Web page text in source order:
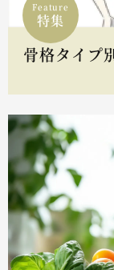
Feature
特集
骨格タイプ